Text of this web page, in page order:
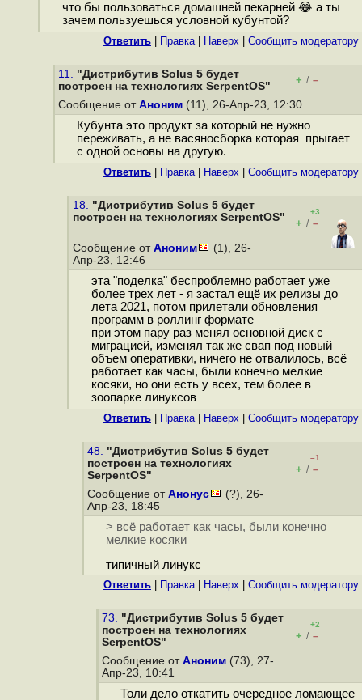
что бы пользоваться домашней пекарней 😂 а ты
зачем пользуешься условной кубунтой?
Ответить Правка| Наверх Cообщить модератору
11. "Дистрибутив Solus 5 будет
построен на технологиях SerpentOS"
+ / –
Сообщение от Аноним (11), 26-Апр-23, 12:30
Кубунта это продукт за который не нужно
переживать, а не васяносборка которая прыгает
с одной основы на другую.
Ответить Правка| Наверх Cообщить модератору
18. "Дистрибутив Solus 5 будет
построен на технологиях SerpentOS"
+3
+ / –
Сообщение от Аноним
(1), 26-
Апр-23, 12:46
эта "поделка" беспроблемно работает уже
более трех лет - я застал ещё их релизы до
лета 2021, потом прилетали обновления
программ в роллинг формате
при этом пару раз менял основной диск с
миграцией, изменял так же свап под новый
объем оперативки, ничего не отвалилось, всё
работает как часы, были конечно мелкие
косяки, но они есть у всех, тем более в
зоопарке линуксов
Ответить Правка| Наверх Cообщить модератору
48. "Дистрибутив Solus 5 будет
построен на технологиях
SerpentOS"
–1
+ / –
Сообщение от Анонус
(?), 26-
Апр-23, 18:45
> всё работает как часы, были конечно
мелкие косяки
типичный линукс
Ответить Правка| Наверх Cообщить модератору
73. "Дистрибутив Solus 5 будет
построен на технологиях
SerpentOS"
+2
+ / –
Сообщение от Аноним (73), 27-
Апр-23, 10:41
Толи дело откатить очередное ломающее